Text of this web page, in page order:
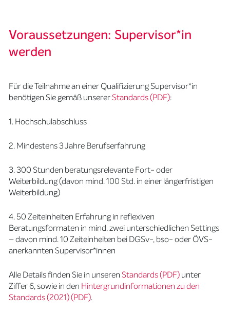
Voraussetzungen: Supervisor*in
werden
Für die Teilnahme an einer Qualifizierung Supervisor*in
benötigen Sie gemäß unsererStandards (PDF):
1. Hochschulabschluss
2. Mindestens 3 Jahre Berufserfahrung
3. 300 Stunden beratungsrelevante Fort- oder
Weiterbildung (davon mind. 100 Std. in einer längerfristigen
Weiterbildung)
4. 50 Zeiteinheiten Erfahrung in reflexiven
Beratungsformaten in mind. zwei unterschiedlichen Settings
– davon mind. 10 Zeiteinheiten bei DGSv-, bso- oder ÖVS-
anerkannten Supervisor*innen
Alle Details finden Sie in unserenStandards (PDF)unter
Ziffer 6, sowie in den Hintergrundinformationen zu den
Standards (2021) (PDF).